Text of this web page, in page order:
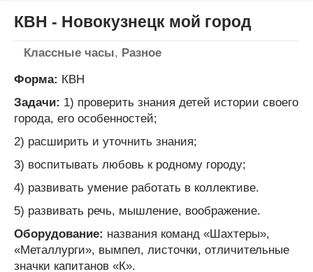
КВН - Новокузнецк мой город
Классные часы, Разное
Форма: КВН
Задачи: 1) проверить знания детей истории своего
города, его особенностей;
2) расширить и уточнить знания;
3) воспитывать любовь к родному городу;
4) развивать умение работать в коллективе.
5) развивать речь, мышление, воображение.
Оборудование: названия команд «Шахтеры»,
«Металлурги», вымпел, листочки, отличительные
значки капитанов «К».